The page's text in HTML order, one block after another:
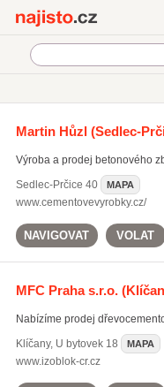
sádrokartonové desky(217)
duté cihly(160)
Martin Hůzl(Sedlec-
Výroba a prodej betonového
Sedlec-Prčice 40 MAPA
www.cementovevyrobky.cz/
NAVIGOVAT VOLAT
MFC Praha s.r.o.
Nabízíme prodej
Klíčany, U bytovek 18 MAPA
www.izoblok-cr.cz